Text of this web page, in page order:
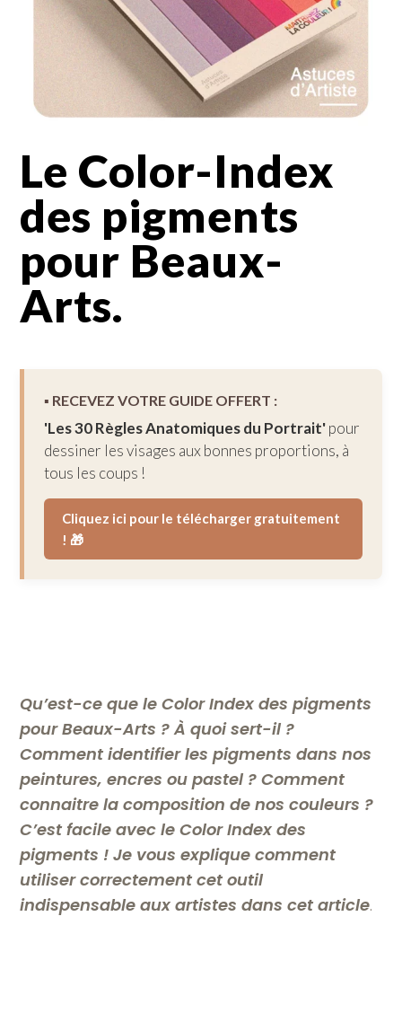
Le Color-Index
des pigments
pour Beaux-
Arts.
▪︎ RECEVEZ VOTRE GUIDE OFFERT :
'Les 30 Règles Anatomiques du Portrait'pour
dessiner les visages aux bonnes proportions, à
tous les coups !
Cliquez ici pour le télécharger gratuitement
! 🎁
Qu’est-ce que le Color Index des pigments
pour Beaux-Arts ? À quoi sert-il ?
Comment identifier les pigments dans nos
peintures, encres ou pastel ? Comment
connaitre la composition de nos couleurs ?
C’est facile avec le Color Index des
pigments ! Je vous explique comment
utiliser correctement cet outil
indispensable aux artistes dans cet article.